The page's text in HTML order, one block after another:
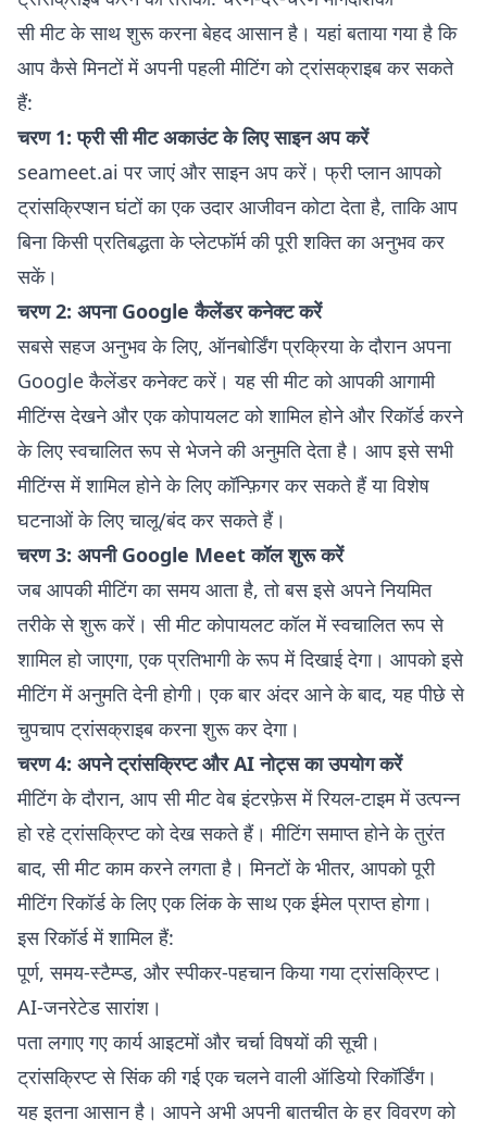
सी मीट के साथ शुरू करना बेहद आसान है। यहां बताया गया है कि
आप कैसे मिनटों में अपनी पहली मीटिंग को ट्रांसक्राइब कर सकते
हैं:
चरण 1: फ्री सी मीट अकाउंट के लिए साइन अप करें
seameet.ai पर जाएं और साइन अप करें। फ्री प्लान आपको
ट्रांसक्रिप्शन घंटों का एक उदार आजीवन कोटा देता है, ताकि आप
बिना किसी प्रतिबद्धता के प्लेटफॉर्म की पूरी शक्ति का अनुभव कर
सकें।
चरण 2: अपना Google कैलेंडर कनेक्ट करें
सबसे सहज अनुभव के लिए, ऑनबोर्डिंग प्रक्रिया के दौरान अपना
Google कैलेंडर कनेक्ट करें। यह सी मीट को आपकी आगामी
मीटिंग्स देखने और एक कोपायलट को शामिल होने और रिकॉर्ड करने
के लिए स्वचालित रूप से भेजने की अनुमति देता है। आप इसे सभी
मीटिंग्स में शामिल होने के लिए कॉन्फ़िगर कर सकते हैं या विशेष
घटनाओं के लिए चालू/बंद कर सकते हैं।
चरण 3: अपनी Google Meet कॉल शुरू करें
जब आपकी मीटिंग का समय आता है, तो बस इसे अपने नियमित
तरीके से शुरू करें। सी मीट कोपायलट कॉल में स्वचालित रूप से
शामिल हो जाएगा, एक प्रतिभागी के रूप में दिखाई देगा। आपको इसे
मीटिंग में अनुमति देनी होगी। एक बार अंदर आने के बाद, यह पीछे से
चुपचाप ट्रांसक्राइब करना शुरू कर देगा।
चरण 4: अपने ट्रांसक्रिप्ट और AI नोट्स का उपयोग करें
मीटिंग के दौरान, आप सी मीट वेब इंटरफ़ेस में रियल-टाइम में उत्पन्न
हो रहे ट्रांसक्रिप्ट को देख सकते हैं। मीटिंग समाप्त होने के तुरंत
बाद, सी मीट काम करने लगता है। मिनटों के भीतर, आपको पूरी
मीटिंग रिकॉर्ड के लिए एक लिंक के साथ एक ईमेल प्राप्त होगा।
इस रिकॉर्ड में शामिल हैं:
पूर्ण, समय-स्टैम्प्ड, और स्पीकर-पहचान किया गया ट्रांसक्रिप्ट।
AI-जनरेटेड सारांश।
पता लगाए गए कार्य आइटमों और चर्चा विषयों की सूची।
ट्रांसक्रिप्ट से सिंक की गई एक चलने वाली ऑडियो रिकॉर्डिंग।
यह इतना आसान है। आपने अभी अपनी बातचीत के हर विवरण को